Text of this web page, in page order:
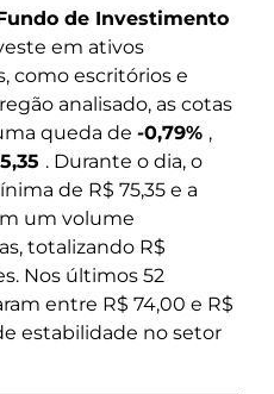
de Investimento
em ativos
como escritórios e
analisado, as cotas
queda de -0,79% ,
. Durante o dia, o
de R$ 75,35 e a
um volume
totalizando R$
Nos últimos 52
entre R$ 74,00 e R$
estabilidade no setor